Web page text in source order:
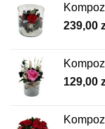
239,00
129,00